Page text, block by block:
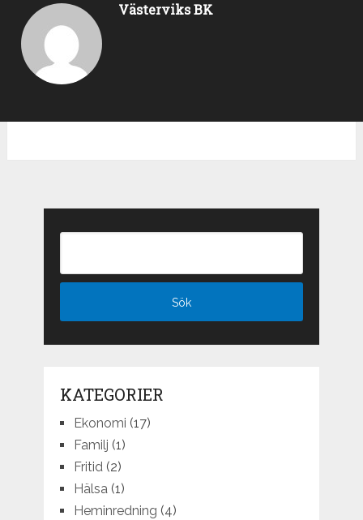
Västerviks BK
KATEGORIER
Ekonomi (17)
Familj (1)
Fritid(2)
Hälsa(1)
Heminredning (4)